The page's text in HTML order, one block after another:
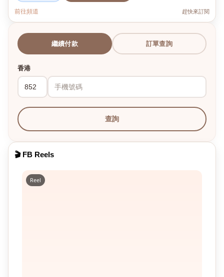
前往頻道 趕快來訂閱
繼續付款 訂單查詢
香港
查詢
🎬 FB Reels
Reel